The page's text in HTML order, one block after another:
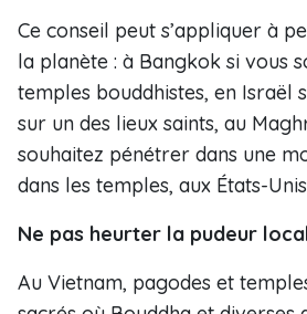
Ce conseil peut s’appliquer à
la planète : à Bangkok si vous
temples bouddhistes, en Israël
sur un des lieux saints, au
souhaitez pénétrer dans une
dans les temples, aux États-
Ne pas heurter la pudeur
Au Vietnam, pagodes et